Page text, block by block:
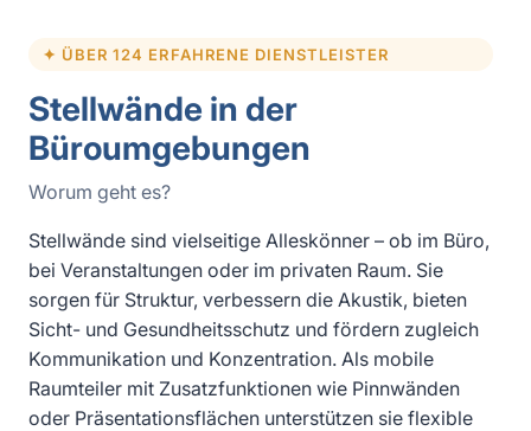
✦ ÜBER 124 ERFAHRENE DIENSTLEISTER
Stellwände in der
Büroumgebungen
Worum geht es?
Stellwände sind vielseitige Alleskönner – ob im Büro,
bei Veranstaltungen oder im privaten Raum. Sie
sorgen für Struktur, verbessern die Akustik, bieten
Sicht- und Gesundheitsschutz und fördern zugleich
Kommunikation und Konzentration. Als mobile
Raumteiler mit Zusatzfunktionen wie Pinnwänden
oder Präsentationsflächen unterstützen sie flexible